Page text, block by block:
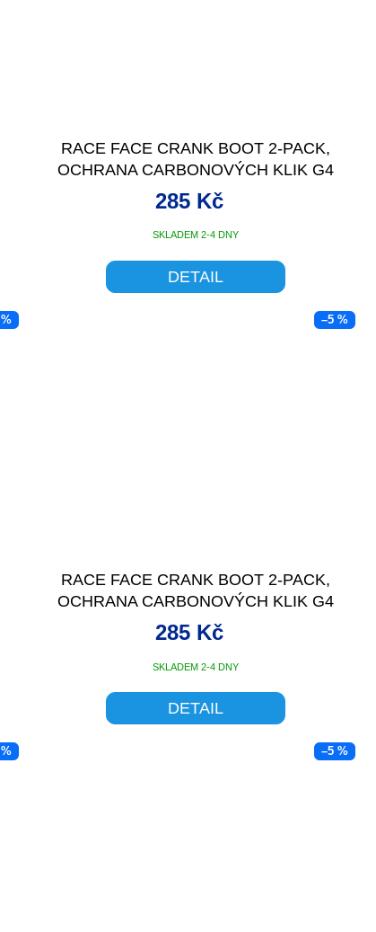
RACE FACE CRANK BOOT 2-PACK,
OCHRANA CARBONOVÝCH KLIK G4
MEDIUM ČERNÁ
SKLADEM 2-4 DNY
285 Kč
DETAIL
–5 %
RACE FACE CRANK BOOT 2-PACK,
OCHRANA CARBONOVÝCH KLIK G4
MEDIUM ORANŽOVÁ
SKLADEM 2-4 DNY
285 Kč
DETAIL
–5 %